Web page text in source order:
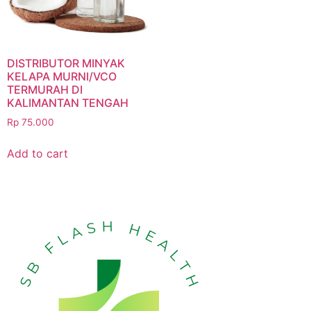
DISTRIBUTOR MINYAK
KELAPA MURNI/VCO
TERMURAH DI
KALIMANTAN TENGAH
Rp 75.000
Add to cart